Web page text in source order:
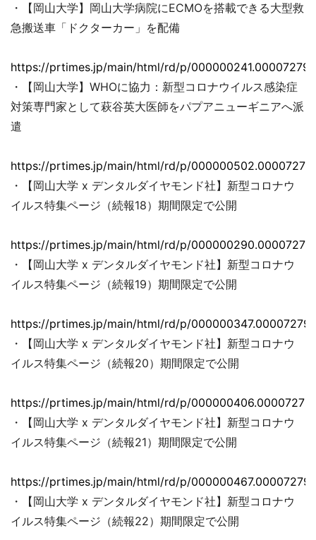
・【岡山大学】岡山大学病院にECMOを搭載できる大型救
急搬送車「ドクターカー」を配備
https://prtimes.jp/main/html/rd/p/
・【岡山大学】WHOに協力：新型コロナウイルス感染症
対策専門家として萩谷英大医師をパプアニューギニアへ派
遣
https://prtimes.jp/main/html/rd/p/
・【岡山大学 x デンタルダイヤモンド社】新型コロナウ
イルス特集ページ（続報18）期間限定で公開
https://prtimes.jp/main/html/rd/p/
・【岡山大学 x デンタルダイヤモンド社】新型コロナウ
イルス特集ページ（続報19）期間限定で公開
https://prtimes.jp/main/html/rd/p/
・【岡山大学 x デンタルダイヤモンド社】新型コロナウ
イルス特集ページ（続報20）期間限定で公開
https://prtimes.jp/main/html/rd/p/
・【岡山大学 x デンタルダイヤモンド社】新型コロナウ
イルス特集ページ（続報21）期間限定で公開
https://prtimes.jp/main/html/rd/p/
・【岡山大学 x デンタルダイヤモンド社】新型コロナウ
イルス特集ページ（続報22）期間限定で公開